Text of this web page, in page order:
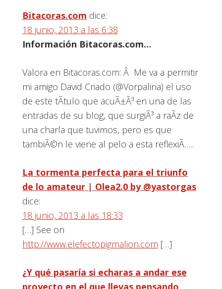
Bitacoras.com dice:
18 junio, 2013 a las 6:38
Información Bitacoras.com…
Valora en Bitacoras.com: Â Me va a permitir
mi amigo David Criado (@Vorpalina) el uso
de este tÃ­tulo que acuÃ±Ã³ en una de las
entradas de su blog, que surgiÃ³ a raÃ­z de
una charla que tuvimos, pero es que
tambiÃ©n le viene al pelo a esta reflexiÃ…..
La tormenta perfecta para el triunfo
de lo amateur | Olea2.0 by @yastorgas
dice:
18 junio, 2013 a las 18:33
[…] See on
http://www.elefectopigmalion.com […]
¿Y qué pasaría si echaras a andar ese
proyecto en el que llevas pensando